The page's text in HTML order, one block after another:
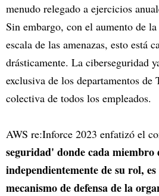
menudo relegado a ejercicios
Sin embargo, con el aumento de
escala de las amenazas, esto está
drásticamente. La ciberseguridad
exclusiva de los departamentos
colectiva de todos los empleados.
AWS re:Inforce 2023 enfatizó el
seguridad' donde cada miembro
independientemente de su rol,
mecanismo de defensa de la